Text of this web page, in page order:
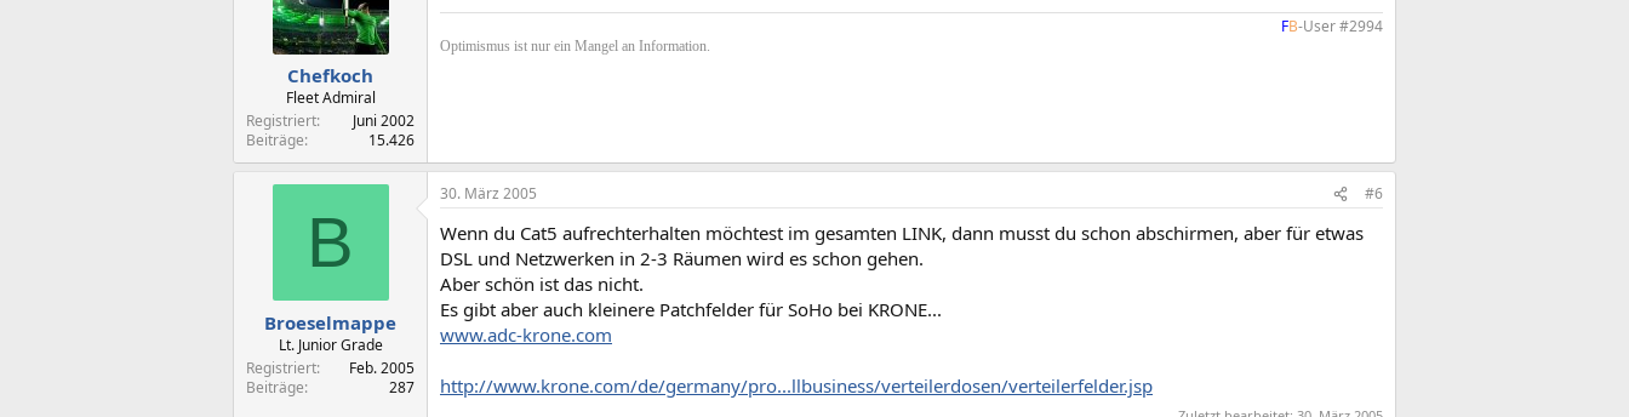
Chefkoch
Fleet Admiral
Registriert
Juni 2002
Beiträge
15.426
FB-User #2994​
Optimismus ist nur ein Mangel an Information.
B
Broeselmappe
Lt. Junior Grade
Registriert
Feb. 2005
Beiträge
287
30. März 2005 #6
Wenn du Cat5 aufrechterhalten möchtest im gesamten LINK, dann musst du schon abschirmen, aber für etwas
DSL und Netzwerken in 2-3 Räumen wird es schon gehen.
Aber schön ist das nicht.
Es gibt aber auch kleinere Patchfelder für SoHo bei KRONE...
www.adc-krone.com
http://www.krone.com/de/germany/pro...llbusiness/verteilerdosen/verteilerfelder.jsp